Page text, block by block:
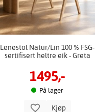
Lenestol Natur/Lin 100 % FSG-
sertifisert heltre eik - Greta
1495,-
På lager
Kjøp